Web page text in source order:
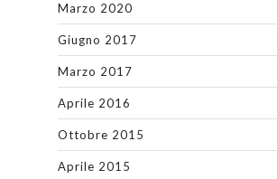
Marzo 2020
Giugno 2017
Marzo 2017
Aprile 2016
Ottobre 2015
Aprile 2015